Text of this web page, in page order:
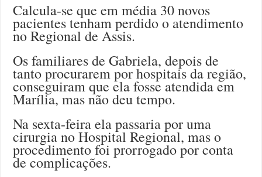
Calcula-se que em média 30 novos
pacientes tenham perdido o atendimento
no Regional de Assis.
Os familiares de Gabriela, depois de
tanto procurarem por hospitais da região,
conseguiram que ela fosse atendida em
Marília, mas não deu tempo.
Na sexta-feira ela passaria por uma
cirurgia no Hospital Regional, mas o
procedimento foi prorrogado por conta
de complicações.